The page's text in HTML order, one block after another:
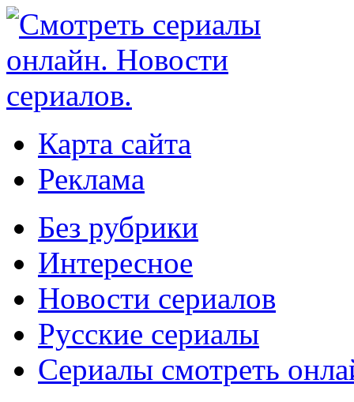
Карта сайта
Реклама
Без рубрики
Интересное
Новости сериалов
Русские сериалы
Сериалы смотреть